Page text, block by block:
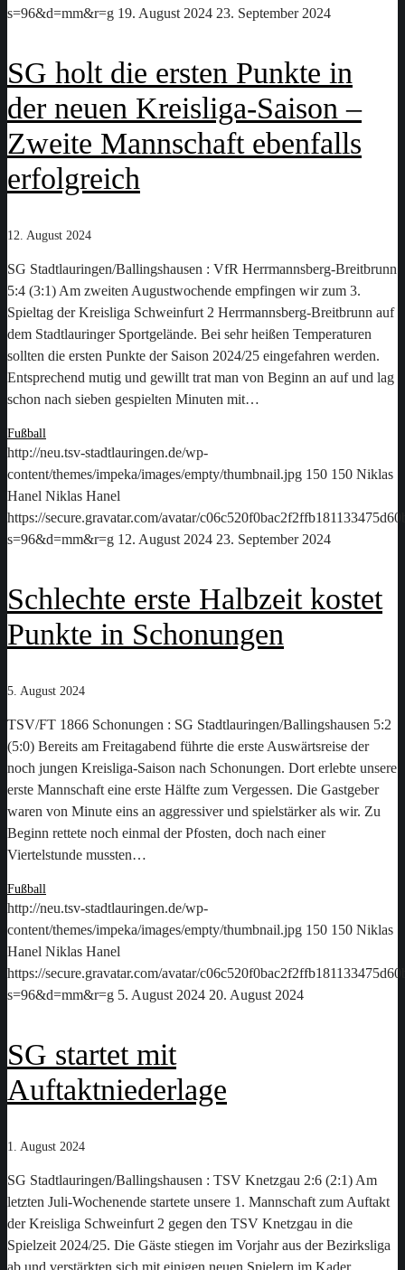
s=96&d=mm&r=g 19. August 2024 23. September 2024
SG holt die ersten Punkte in
der neuen Kreisliga-Saison –
Zweite Mannschaft ebenfalls
erfolgreich
12. August 2024
SG Stadtlauringen/Ballingshausen : VfR Herrmannsberg-Breitbrunn
5:4 (3:1) Am zweiten Augustwochende empfingen wir zum 3.
Spieltag der Kreisliga Schweinfurt 2 Herrmannsberg-Breitbrunn auf
dem Stadtlauringer Sportgelände. Bei sehr heißen Temperaturen
sollten die ersten Punkte der Saison 2024/25 eingefahren werden.
Entsprechend mutig und gewillt trat man von Beginn an auf und lag
schon nach sieben gespielten Minuten mit…
Fußball
http://neu.tsv-stadtlauringen.de/wp-
content/themes/impeka/images/empty/thumbnail.jpg 150 150 Niklas
Hanel Niklas Hanel
https://secure.gravatar.com/avatar/
s=96&d=mm&r=g 12. August 2024 23. September 2024
Schlechte erste Halbzeit kostet
Punkte in Schonungen
5. August 2024
TSV/FT 1866 Schonungen : SG Stadtlauringen/Ballingshausen 5:2
(5:0) Bereits am Freitagabend führte die erste Auswärtsreise der
noch jungen Kreisliga-Saison nach Schonungen. Dort erlebte unsere
erste Mannschaft eine erste Hälfte zum Vergessen. Die Gastgeber
waren von Minute eins an aggressiver und spielstärker als wir. Zu
Beginn rettete noch einmal der Pfosten, doch nach einer
Viertelstunde mussten…
Fußball
http://neu.tsv-stadtlauringen.de/wp-
content/themes/impeka/images/empty/thumbnail.jpg 150 150 Niklas
Hanel Niklas Hanel
https://secure.gravatar.com/avatar/
s=96&d=mm&r=g 5. August 2024 20. August 2024
SG startet mit
Auftaktniederlage
1. August 2024
SG Stadtlauringen/Ballingshausen : TSV Knetzgau 2:6 (2:1) Am
letzten Juli-Wochenende startete unsere 1. Mannschaft zum Auftakt
der Kreisliga Schweinfurt 2 gegen den TSV Knetzgau in die
Spielzeit 2024/25. Die Gäste stiegen im Vorjahr aus der Bezirksliga
ab und verstärkten sich mit einigen neuen Spielern im Kader.